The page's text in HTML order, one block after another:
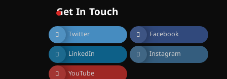
സൊസൈറ്റി ആഗസ്റ്റ് 7
വെള്ളിയാഴ്ച സ്‌ക്രീൻ
ചെയ്യുന്നു
August 6, 2026
സെന്റ് ജോസഫ്സ് കോളജ്
കോമേഴ്‌സ്
അസോസിയേഷന്
തുടക്കമായി
Get In Touch
Twitter Facebook
LinkedIn Instagram
YouTube